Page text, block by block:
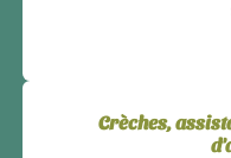
Crèches,